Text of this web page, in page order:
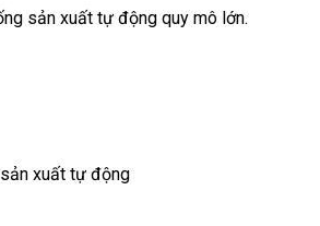
sản xuất tự động quy mô lớn.
xuất tự động